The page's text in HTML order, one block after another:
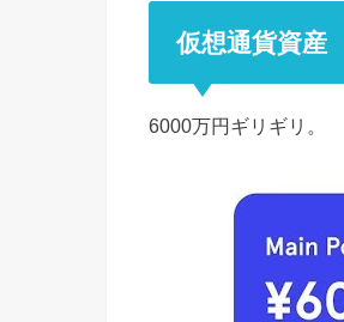
仮想通貨資産
6000万円ギリギリ。